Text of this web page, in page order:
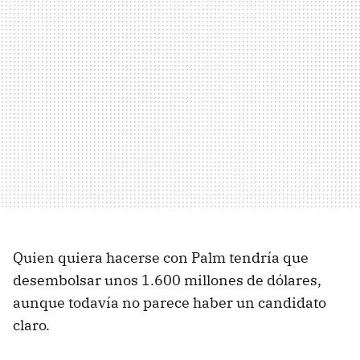
Quien quiera hacerse con Palm tendría que
desembolsar unos 1.600 millones de dólares,
aunque todavía no parece haber un candidato
claro.